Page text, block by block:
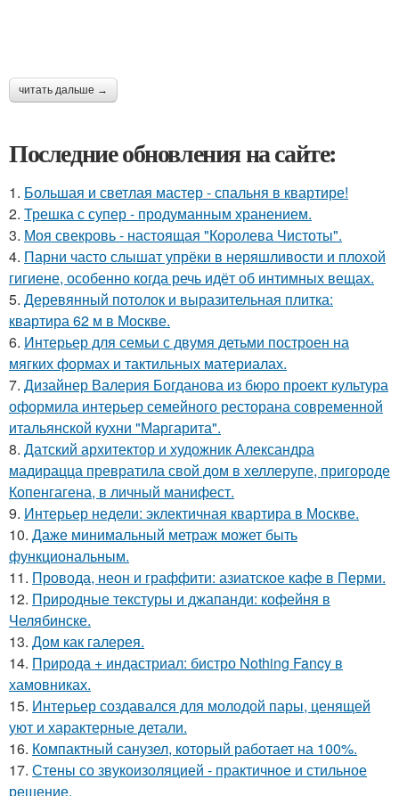
читать дальше →
Последние обновления на сайте:
1. Большая и светлая мастер - спальня в квартире!
2. Трешка с супер - продуманным хранением.
3. Моя свекровь - настоящая "Королева Чистоты".
4. Парни часто слышат упрёки в неряшливости и плохой
гигиене, особенно когда речь идёт об интимных вещах.
5. Деревянный потолок и выразительная плитка:
квартира 62 м в Москве.
6. Интерьер для семьи с двумя детьми построен на
мягких формах и тактильных материалах.
7. Дизайнер Валерия Богданова из бюро проект культура
оформила интерьер семейного ресторана современной
итальянской кухни "Маргарита".
8. Датский архитектор и художник Александра
мадирацца превратила свой дом в хеллерупе, пригороде
Копенгагена, в личный манифест.
9. Интерьер недели: эклектичная квартира в Москве.
10. Даже минимальный метраж может быть
функциональным.
11. Провода, неон и граффити: азиатское кафе в Перми.
12. Природные текстуры и джапанди: кофейня в
Челябинске.
13. Дом как галерея.
14. Природа + индастриал: бистро Nothing Fancy в
хамовниках.
15. Интерьер создавался для молодой пары, ценящей
уют и характерные детали.
16. Компактный санузел, который работает на 100%.
17. Стены со звукоизоляцией - практичное и стильное
решение.